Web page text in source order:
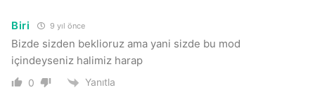
Biri 9 yıl önce
Bizde sizden beklioruz ama yani sizde bu mod
içindeyseniz halimiz harap
0 Yanıtla